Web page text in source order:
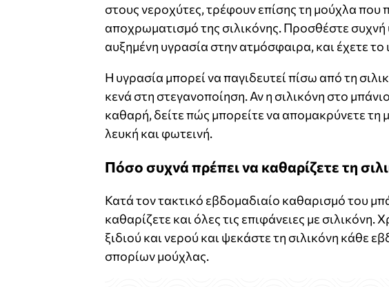
στους νεροχύτες, τρέφουν επίσης τη μούχλα που
αποχρωματισμό της σιλικόνης. Προσθέστε συχνή
αυξημένη υγρασία στην ατμόσφαιρα, και έχετε
Η υγρασία μπορεί να παγιδευτεί πίσω από τη
κενά στη στεγανοποίηση. Αν η σιλικόνη στο
καθαρή, δείτε πώς μπορείτε να απομακρύνετε τη
λευκή και φωτεινή.
Πόσο συχνά πρέπει να καθαρίζετε τη
Κατά τον τακτικό εβδομαδιαίο καθαρισμό του
καθαρίζετε και όλες τις επιφάνειες με
ξιδιού και νερού και ψεκάστε τη σιλικόνη κάθε
σπορίων μούχλας.